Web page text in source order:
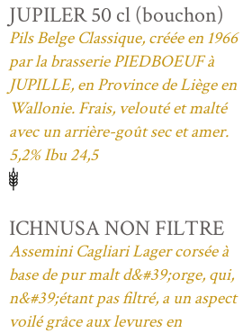
JUPILER 50 cl (bouchon)
Pils Belge Classique, créée en 1966
par la brasserie PIEDBOEUF à
JUPILLE, en Province de Liège en
Wallonie. Frais, velouté et malté
avec un arrière-goût sec et amer.
5,2% Ibu 24,5
ICHNUSA NON FILTRE
Assemini Cagliari Lager corsée à
base de pur malt d&#39;orge, qui,
n&#39;étant pas filtré, a un aspect
voilé grâce aux levures en